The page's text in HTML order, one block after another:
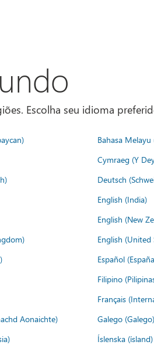
Escolha seu idioma
Bahasa Melayu
Cymraeg (Y
Deutsch
English (India)
English (New
English (United
Español
Filipino
Français
Aonaichte) Galego (Galego)
Íslenska (ísland)